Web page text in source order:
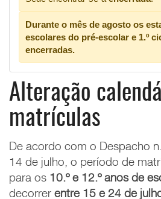
Durante o mês de agosto os
escolares do pré-escolar e 1.º
encerradas.
Alteração
matrículas
De acordo com o Despacho
14 de julho, o período de
para os 10.º e 12.º anos de
decorrer entre 15 e 24 de